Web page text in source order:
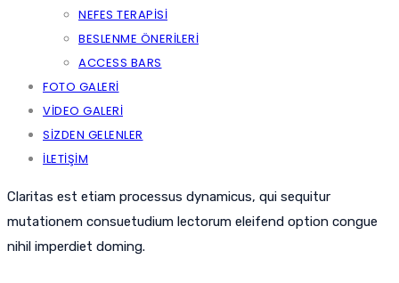
NEFES TERAPISI
BESLENME ÖNERILERI
ACCESS BARS
FOTO GALERI
VIDEO GALERI
SIZDEN GELENLER
İLETIŞIM
Claritas est etiam processus dynamicus, qui sequitur
mutationem consuetudium lectorum eleifend option congue
nihil imperdiet doming.